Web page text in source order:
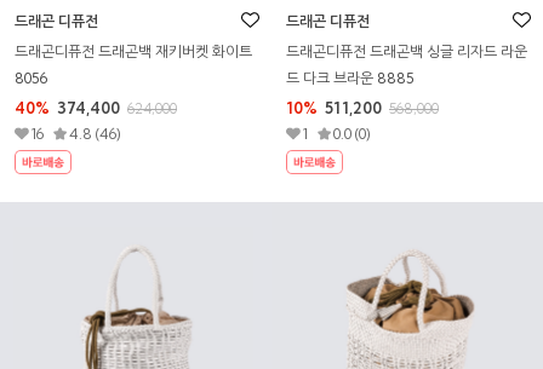
드래곤 디퓨전
드래곤디퓨전 드래곤백 재키버켓 화이트
8056
40% 374,400 624,000
16
4.8 (46)
드래곤 디퓨전
드래곤디퓨전 드래곤백 싱글 리자드 라운
드 다크 브라운 8885
10% 511,200 568,000
1
0.0 (0)